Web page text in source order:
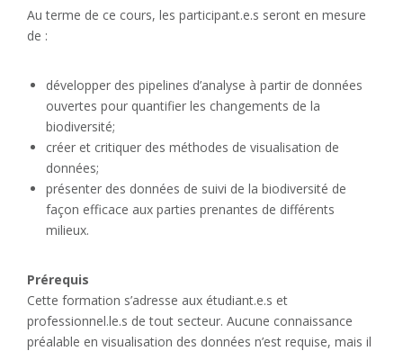
Au terme de ce cours, les participant.e.s seront en mesure
de :
développer des pipelines d’analyse à partir de données
ouvertes pour quantifier les changements de la
biodiversité;
créer et critiquer des méthodes de visualisation de
données;
présenter des données de suivi de la biodiversité de
façon efficace aux parties prenantes de différents
milieux.
Prérequis
Cette formation s’adresse aux étudiant.e.s et
professionnel.le.s de tout secteur. Aucune connaissance
préalable en visualisation des données n’est requise, mais il